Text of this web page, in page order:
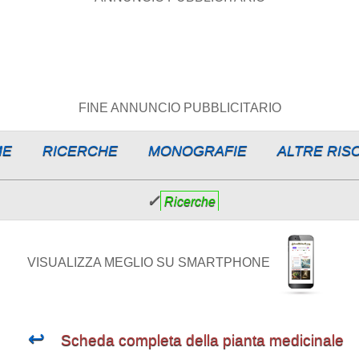
FINE ANNUNCIO PUBBLICITARIO
RICERCHE MONOGRAFIE ALTRE
✓ Ricerche
VISUALIZZA MEGLIO SU SMARTPHONE
↩ Scheda completa della pianta medicinale